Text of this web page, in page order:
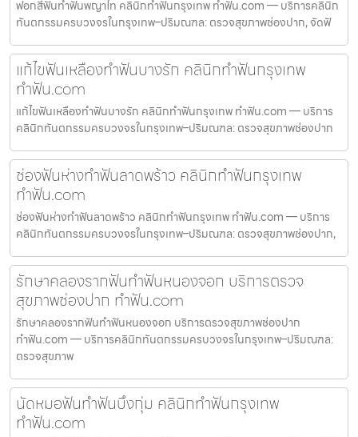
ฟอกสีฟันทำฟันพญาไท คลินิกทำฟันกรุงเทพ ทำฟัน.com — บริการคลินิก
ทันตกรรมครบวงจรในกรุงเทพ–ปริมณฑล: ตรวจสุขภาพช่องปาก, จัดฟั
แก้ไขฟันเหลืองทำฟันบางรัก คลินิกทำฟันกรุงเทพ
ทำฟัน.com
แก้ไขฟันเหลืองทำฟันบางรัก คลินิกทำฟันกรุงเทพ ทำฟัน.com — บริการ
คลินิกทันตกรรมครบวงจรในกรุงเทพ–ปริมณฑล: ตรวจสุขภาพช่องปาก
ช่องฟันห่างทำฟันลาดพร้าว คลินิกทำฟันกรุงเทพ
ทำฟัน.com
ช่องฟันห่างทำฟันลาดพร้าว คลินิกทำฟันกรุงเทพ ทำฟัน.com — บริการ
คลินิกทันตกรรมครบวงจรในกรุงเทพ–ปริมณฑล: ตรวจสุขภาพช่องปาก,
รักษาคลองรากฟันทำฟันหนองจอก บริการตรวจ
สุขภาพช่องปาก ทำฟัน.com
รักษาคลองรากฟันทำฟันหนองจอก บริการตรวจสุขภาพช่องปาก
ทำฟัน.com — บริการคลินิกทันตกรรมครบวงจรในกรุงเทพ–ปริมณฑล:
ตรวจสุขภาพ
นัดหมอฟันทำฟันบึงกุ่ม คลินิกทำฟันกรุงเทพ
ทำฟัน.com